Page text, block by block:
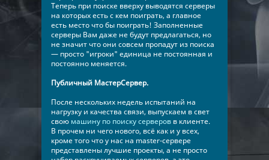
Теперь при поиске вверху выводятся серверы
на которых есть с кем поиграть, а главное
есть место что бы поиграть! Заполненные
серверы Вам даже не будут предлагаться, но
не значит что они совсем пропадут из поиска
— просто "игроки" единица не постоянная и
постоянно меняется.
Публичный МастерСервер.
После нескольких недель испытаний на
нагрузку и качества связи, выпускаем в свет
свою машину по поиску серверов в клиенте.
В прочем ни чего нового, всё как и у всех,
кроме того что у нас на master-сервере
представлены лучшие проекты, а не просто